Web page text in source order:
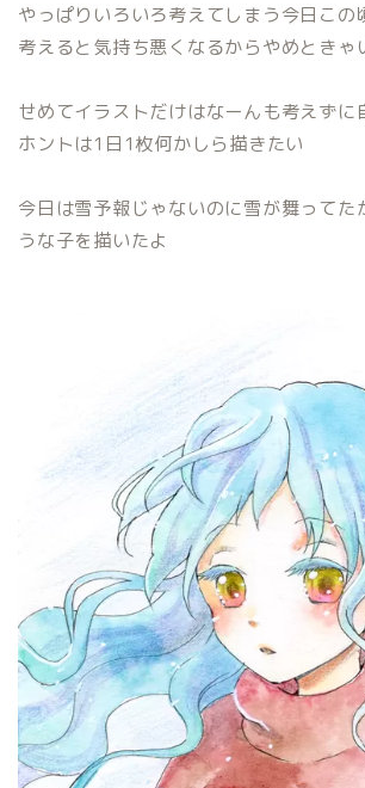
やっぱりいろいろ考えてしまう今日こ
考えると気持ち悪くなるからやめときゃ
せめてイラストだけはなーんも考えずに
ホントは1日1枚何かしら描きたい
今日は雪予報じゃないのに雪が舞ってた
うな子を描いたよ